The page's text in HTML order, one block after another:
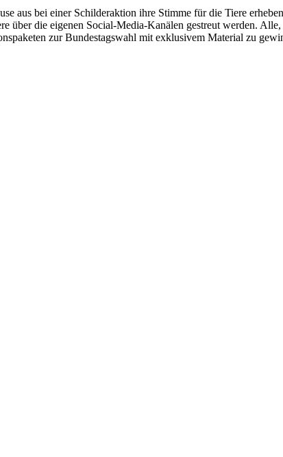
aus bei einer Schilderaktion ihre Stimme für die Tiere
über die eigenen Social-Media-Kanälen gestreut werden.
zur Bundestagswahl mit exklusivem Material zu